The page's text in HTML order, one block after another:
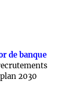
de banque
2030